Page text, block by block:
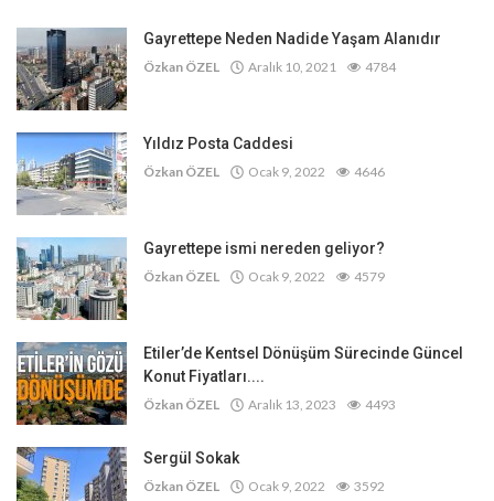
Gayrettepe Neden Nadide Yaşam Alanıdır
Özkan ÖZEL Aralık 10, 2021 4784
Yıldız Posta Caddesi
Özkan ÖZEL Ocak 9, 2022 4646
Gayrettepe ismi nereden geliyor?
Özkan ÖZEL Ocak 9, 2022 4579
Etiler’de Kentsel Dönüşüm Sürecinde Güncel
Konut Fiyatları....
Özkan ÖZEL Aralık 13, 2023 4493
Sergül Sokak
Özkan ÖZEL Ocak 9, 2022 3592